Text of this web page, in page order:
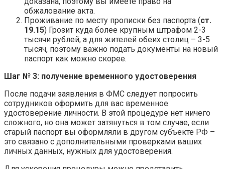
обжалование акта.
Проживание по месту прописки без паспорта (ст.
19.15) Грозит куда более крупным штрафом 2-3
тысячи рублей, а для жителей обеих столиц – 3-5
тысяч, поэтому важно подать документы на новый
паспорт как можно скорее.
Шаг № 3: получение временного удостоверения
После подачи заявления в ФМС следует попросить
сотрудников оформить для вас временное
удостоверение личности. В этой процедуре нет ничего
сложного, но она может затянуться в том случае, если
старый паспорт вы оформляли в другом субъекте РФ –
это связано с дополнительными проверками ваших
личных данных, нужных для удостоверения.